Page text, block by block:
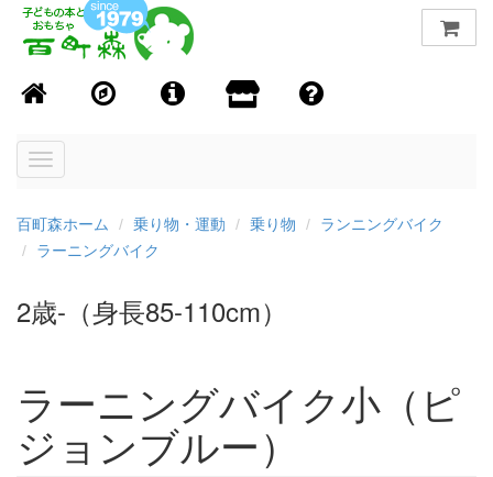
Toggle
百町森ホーム 乗り物・運動 乗り物
ランニングバイク
ラーニングバイク
2歳-（身長85-110cm）
ラーニングバイク小（ピ
ジョンブルー）